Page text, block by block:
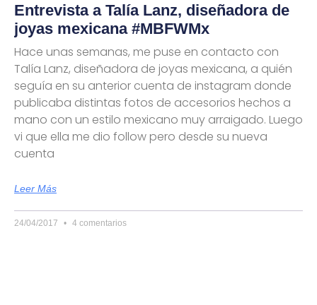
Entrevista a Talía Lanz, diseñadora de
joyas mexicana #MBFWMx
Hace unas semanas, me puse en contacto con
Talía Lanz, diseñadora de joyas mexicana, a quién
seguía en su anterior cuenta de instagram donde
publicaba distintas fotos de accesorios hechos a
mano con un estilo mexicano muy arraigado. Luego
vi que ella me dio follow pero desde su nueva
cuenta
Leer Más
24/04/2017 4 comentarios